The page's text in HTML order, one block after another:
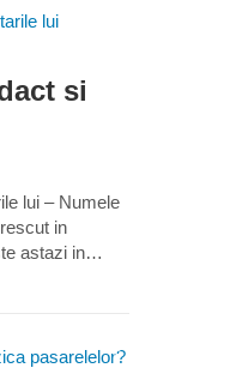
si
lui – Numele
in
astazi in…
0